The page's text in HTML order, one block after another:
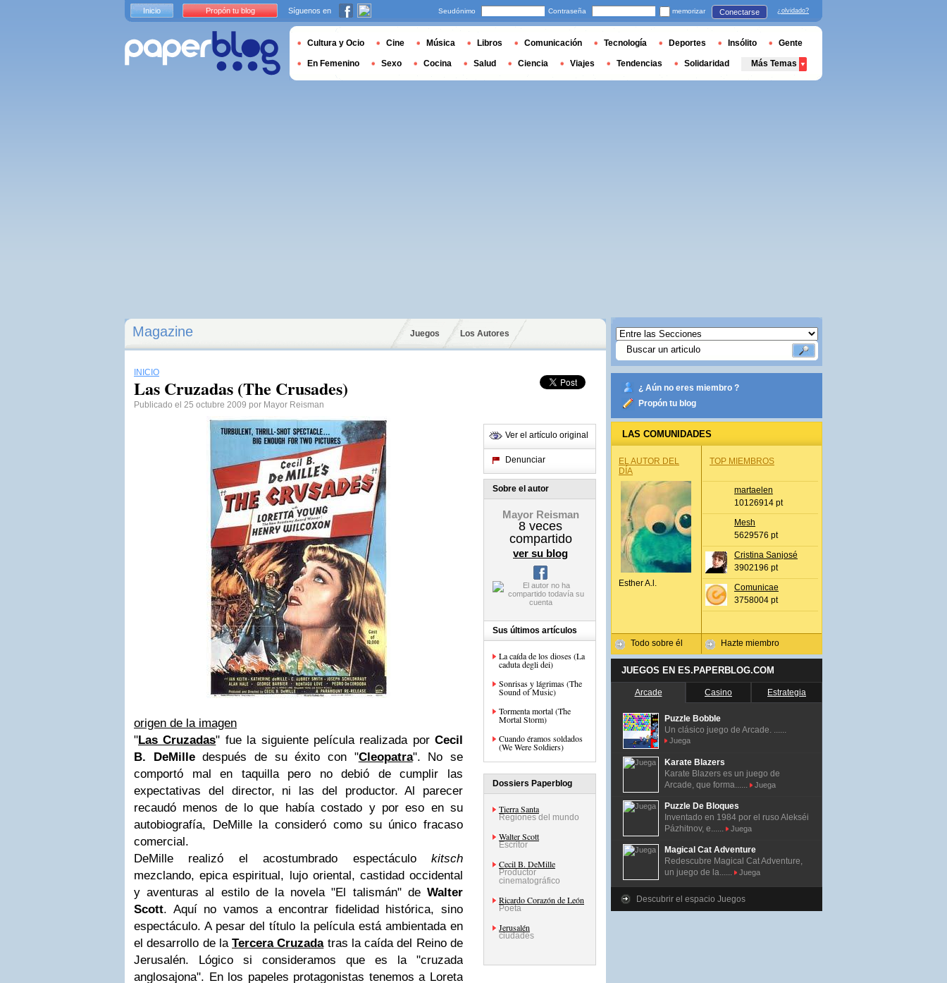
Magazine Juegos Los Autores
INICIO
Las Cruzadas (The Crusades)
Publicado el 25 octubre 2009 por Mayor Reisman
origen de la imagen
"Las Cruzadas" fue la siguiente película realizada por Cecil
B. DeMilledespués de su éxito con "Cleopatra". No se
comportó mal en taquilla pero no debió de cumplir las
expectativas del director, ni las del productor. Al parecer
recaudó menos de lo que había costado y por eso en su
autobiografía, DeMille la consideró como su único fracaso
comercial.
DeMille realizó el acostumbrado espectáculo kitsch
mezclando, epica espiritual, lujo oriental, castidad occidental
y aventuras al estilo de la novela "El talismán" de Walter
Scott. Aquí no vamos a encontrar fidelidad histórica, sino
espectáculo. A pesar del título la película está ambientada en
el desarrollo de laTercera Cruzadatras la caída del Reino de
Jerusalén. Lógico si consideramos que es la "cruzada
anglosajona". En los papeles protagonistas tenemos a Loreta
Ver el artículo original
Denunciar
Sobre el autor
Mayor Reisman
8 veces
compartido
ver su blog
Sus últimos artículos
La caída de los dioses (La
caduta degli dei)
Sonrisas y lágrimas (The
Sound of Music)
Tormenta mortal (The
Mortal Storm)
Cuando éramos soldados
(We Were Soldiers)
Dossiers Paperblog
Tierra Santa
Regiones del mundo
Walter Scott
Escritor
Cecil B. DeMille
Productor
cinematográfico
Ricardo Corazón de León
Poeta
Jerusalén
ciudades
¿ Aún no eres miembro ?
Propón tu blog
LAS COMUNIDADES
EL AUTOR DEL
DÍA
Esther A.l.
Todo sobre él
TOP MIEMBROS
martaelen
10126914 pt
Mesh
5629576 pt
Cristina Sanjosé
3902196 pt
Comunicae
3758004 pt
Hazte miembro
JUEGOS EN ES.PAPERBLOG.COM
Arcade Casino Estrategia
Puzzle Bobble
Un clásico juego de Arcade. ......
Juega
Karate Blazers
Karate Blazers es un juego de
Arcade, que forma......
Juega
Puzzle De Bloques
Inventado en 1984 por el ruso Alekséi
Pázhitnov, e......
Juega
Magical Cat Adventure
Redescubre Magical Cat Adventure,
un juego de la......
Juega
Descubrir el espacio Juegos
Inicio Propón tu blog Síguenos en Seudónimo Contraseña memorizar Conectarse ¿olvidado?
Cultura y Ocio Cine Música Libros Comunicación Tecnología Deportes Insólito Gente
En Femenino Sexo Cocina Salud Ciencia Viajes Tendencias Solidaridad Más Temas